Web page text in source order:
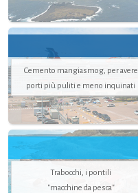
Cemento mangiasmog, per avere
porti più puliti e meno inquinati
Trabocchi, i pontili
"macchine da pesca"